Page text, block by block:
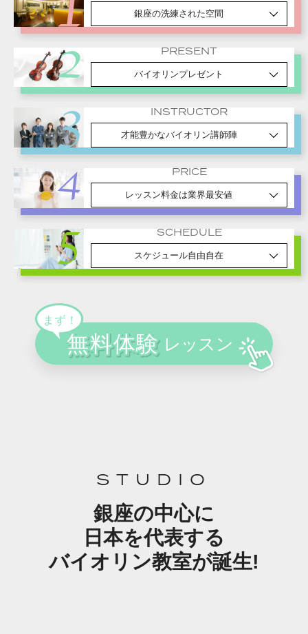
銀座の洗練された空間
PRESENT
バイオリンプレゼント
INSTRUCTOR
才能豊かなバイオリン講師陣
PRICE
レッスン料金は業界最安値
SCHEDULE
スケジュール自由自在
STUDIO
銀座の中心に
日本を代表する
バイオリン教室が誕生!